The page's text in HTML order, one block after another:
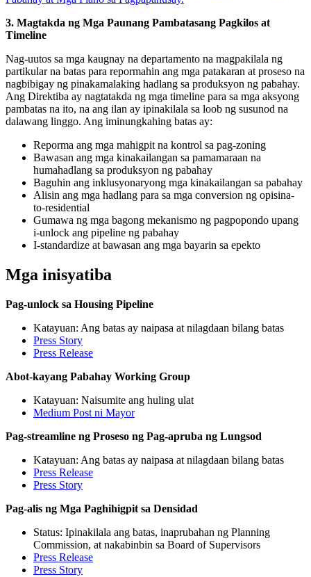
3. Magtakda ng Mga Paunang Pambatasang Pagkilos at
Timeline
Nag-uutos sa mga kaugnay na departamento na magpakilala ng
partikular na batas para repormahin ang mga patakaran at proseso na
nagbibigay ng pinakamalaking hadlang sa produksyon ng pabahay.
Ang Direktiba ay nagtatakda ng mga timeline para sa mga aksyong
pambatas na ito, na ang ilan ay ipinakilala sa loob ng susunod na
dalawang linggo. Ang iminungkahing batas ay:
Reporma ang mga mahigpit na kontrol sa pag-zoning
Bawasan ang mga kinakailangan sa pamamaraan na
humahadlang sa produksyon ng pabahay
Baguhin ang inklusyonaryong mga kinakailangan sa pabahay
Alisin ang mga hadlang para sa mga conversion ng opisina-
to-residential
Gumawa ng mga bagong mekanismo ng pagpopondo upang
i-unlock ang pipeline ng pabahay
I-standardize at bawasan ang mga bayarin sa epekto
Mga inisyatiba
Pag-unlock sa Housing Pipeline
Katayuan: Ang batas ay naipasa at nilagdaan bilang batas
Press Story
Press Release
Abot-kayang Pabahay Working Group
Katayuan: Naisumite ang huling ulat
Medium Post ni Mayor
Pag-streamline ng Proseso ng Pag-apruba ng Lungsod
Katayuan: Ang batas ay naipasa at nilagdaan bilang batas
Press Release
Press Story
Pag-alis ng Mga Paghihigpit sa Densidad
Status: Ipinakilala ang batas, inaprubahan ng Planning
Commission, at nakabinbin sa Board of Supervisors
Press Release
Press Story